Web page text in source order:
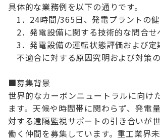
具体的な業務例を以下の通りです。
1．24時間/365日、発電プラントの健
2．発電設備に関する技術的な問合せ
3．発電設備の運転状態評価および定
不適合に対する原因究明および対策の
■募集背景
世界的なカーボンニュートラルに向け
ます。天候や時間帯に関わらず、発電
対する遠隔監視サポートの引き合いが
働く仲間を募集しています。重工業界